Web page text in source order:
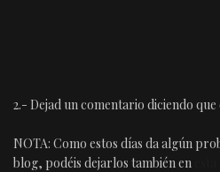
2.- Dejad un comentario diciendo
NOTA: Como estos días da algún
blog, podéis dejarlos también en